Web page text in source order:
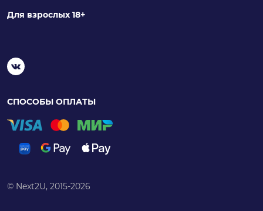
Для взрослых 18+
СПОСОБЫ ОПЛАТЫ
© Next2U, 2015-2026